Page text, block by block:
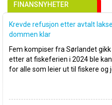
FINANSNYHETER
Krevde refusjon etter avtalt
dommen klar
Fem kompiser fra Sørlandet
etter at fiskeferien i 2024 ble
for alle som leier ut til fiskere og